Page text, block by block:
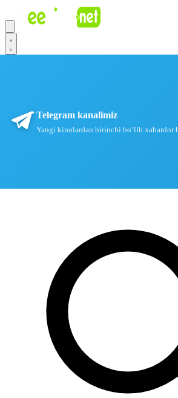
Telegram kanalimiz
Yangi kinolardan birinchi boʻlib xabardor